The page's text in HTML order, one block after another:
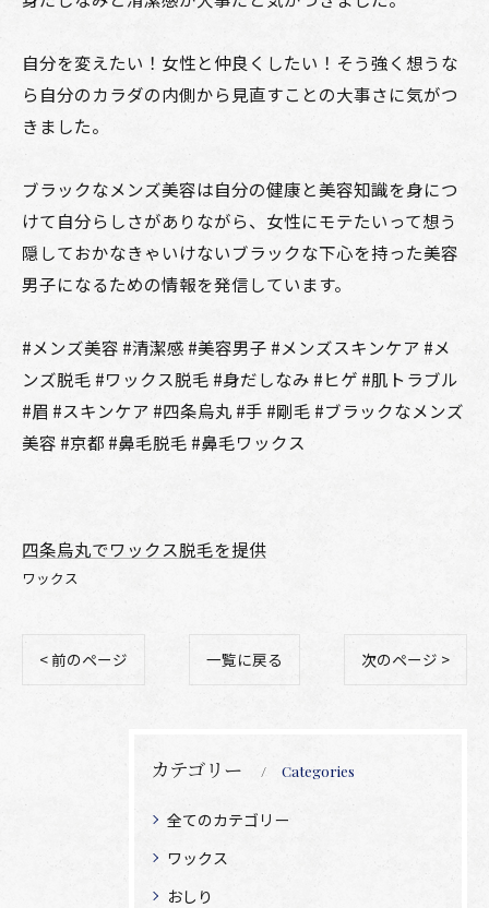
自分を変えたい！女性と仲良くしたい！そう強く想うな
ら自分のカラダの内側から見直すことの大事さに気がつ
きました。
ブラックなメンズ美容は自分の健康と美容知識を身につ
けて自分らしさがありながら、女性にモテたいって想う
隠しておかなきゃいけないブラックな下心を持った美容
男子になるための情報を発信しています。
#メンズ美容 #清潔感 #美容男子 #メンズスキンケア #メ
ンズ脱毛 #ワックス脱毛 #身だしなみ #ヒゲ #肌トラブル
#眉 #スキンケア #四条烏丸 #手 #剛毛 #ブラックなメンズ
美容 #京都 #鼻毛脱毛 #鼻毛ワックス
四条烏丸でワックス脱毛を提供
ワックス
< 前のページ 一覧に戻る 次のページ >
カテゴリー Categories
全てのカテゴリー
ワックス
おしり